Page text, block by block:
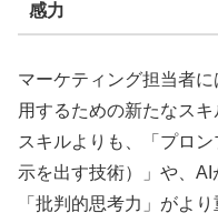
感力
マーケティング担当者
用するための新たなス
スキルよりも、「プロ
示を出す技術）」や、
「批判的思考力」がよ